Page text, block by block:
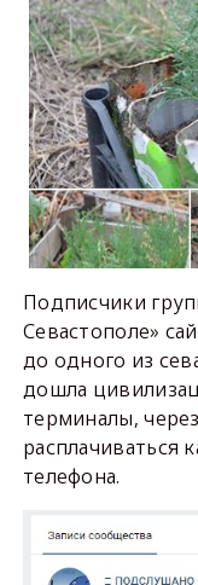
Подписчики
Севастополе»
до одного из
дошла
терминалы,
расплачиваться
телефона.